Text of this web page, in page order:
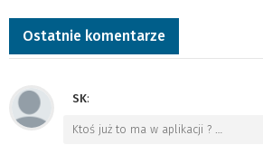
Ostatnie komentarze
SK:
Ktoś już to ma w aplikacji ? …